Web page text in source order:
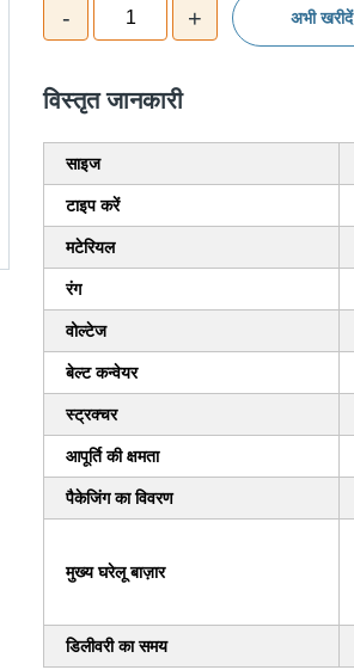
- 1 + अभी खरीदें
विस्‍तृत जानकारी
साइज
टाइप करें
मटेरियल
रंग
वोल्टेज
बेल्ट कन्वेयर
स्ट्रक्चर
आपूर्ति की क्षमता
पैकेजिंग का विवरण
मुख्य घरेलू बाज़ार
डिलीवरी का समय